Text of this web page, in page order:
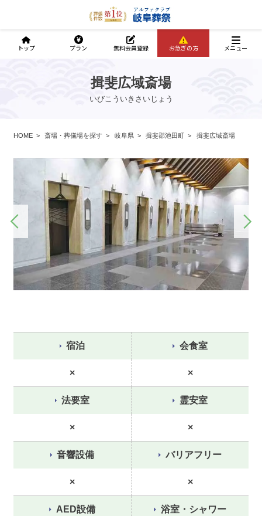
揖斐広域斎場
いびこういきさいじょう
HOME 斎場・葬儀場を探す 岐阜県 揖斐郡池田町 揖斐広域斎場
宿泊
×
会食室
×
法要室
×
霊安室
×
音響設備
×
バリアフリー
×
AED設備 浴室・シャワー
トップ プラン 無料会員登録 お急ぎの方 メニュー